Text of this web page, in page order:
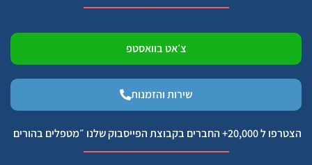
צ׳אט בוואסטפ
שירות והזמנות
הצטרפו ל 20,000+ החברים בקבוצת הפייסבוק שלנו ״מטפלים בהורים